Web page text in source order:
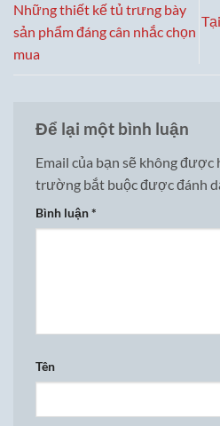
Những thiết kế tủ trưng bày
sản phẩm đáng cân nhắc chọn
mua
Để lại một bình luận
Email của bạn sẽ không được
trường bắt buộc được đánh
Bình luận*
Tên